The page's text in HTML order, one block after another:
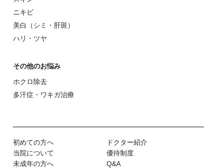
ニキビ
美⽩（シミ・肝斑）
ハリ・ツヤ
その他のお悩み
ホクロ除去
多汗症・ワキガ治療
初めての⽅へ
ドクター紹介
当院について
優待制度
未成年の方へ
Q&A